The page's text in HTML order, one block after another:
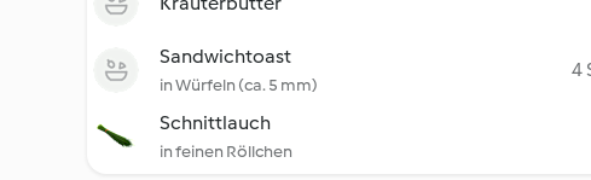
Sandwichtoast
in Würfeln (ca. 5 mm)
4
Schnittlauch
in feinen Röllchen